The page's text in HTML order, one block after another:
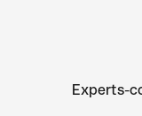
Experts-